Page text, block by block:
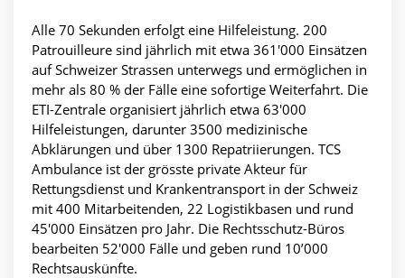
Alle 70 Sekunden erfolgt eine Hilfeleistung. 200
Patrouilleure sind jährlich mit etwa 361'000 Einsätzen
auf Schweizer Strassen unterwegs und ermöglichen in
mehr als 80 % der Fälle eine sofortige Weiterfahrt. Die
ETI-Zentrale organisiert jährlich etwa 63'000
Hilfeleistungen, darunter 3500 medizinische
Abklärungen und über 1300 Repatriierungen. TCS
Ambulance ist der grösste private Akteur für
Rettungsdienst und Krankentransport in der Schweiz
mit 400 Mitarbeitenden, 22 Logistikbasen und rund
45'000 Einsätzen pro Jahr. Die Rechtsschutz-Büros
bearbeiten 52'000 Fälle und geben rund 10’000
Rechtsauskünfte.